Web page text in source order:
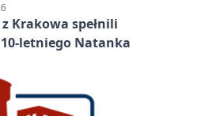
Krakowa spełnili
letniego Natanka